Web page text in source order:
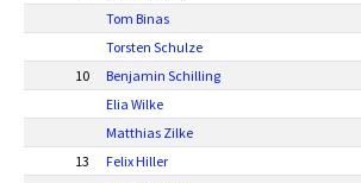
Tom Binas
Torsten Schulze
10
Benjamin Schilling
Elia Wilke
Matthias Zilke
13
Felix Hiller